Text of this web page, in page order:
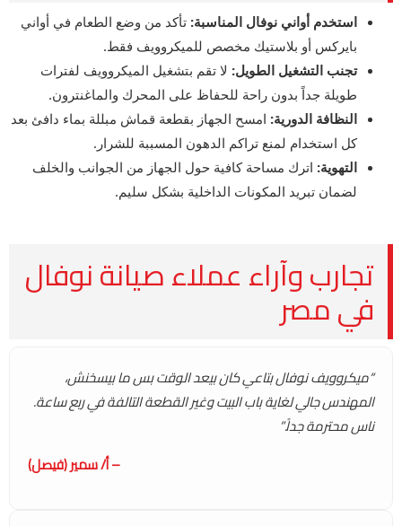
استخدم أواني نوفال المناسبة: تأكد من وضع الطعام في أواني
بايركس أو بلاستيك مخصص للميكروويف فقط.
تجنب التشغيل الطويل: لا تقم بتشغيل الميكروويف لفترات
طويلة جداً بدون راحة للحفاظ على المحرك والماغنترون.
النظافة الدورية: امسح الجهاز بقطعة قماش مبللة بماء دافئ بعد
كل استخدام لمنع تراكم الدهون المسببة للشرار.
التهوية: اترك مساحة كافية حول الجهاز من الجوانب والخلف
لضمان تبريد المكونات الداخلية بشكل سليم.
تجارب وآراء عملاء صيانة نوفال
في مصر
“ميكروويف نوفال بتاعي كان بيعد الوقت بس ما بيسخنش،
المهندس جالي لغاية باب البيت وغير القطعة التالفة في ربع ساعة.
ناس محترمة جداً.”
– أ/ سمير (فيصل)